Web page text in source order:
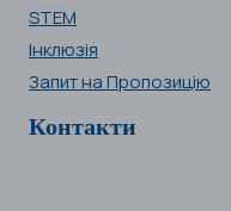
STEM
Інклюзія
Запит на Пропозицію
Контакти